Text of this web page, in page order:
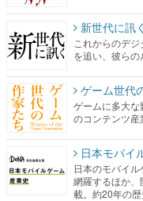
新世代に訊く
これからのデ
を追い、彼らの
ゲーム世代
ゲームに多大
のコンテンツ産
日本モバイ
日本のモバイ
網羅するほか
載。約20年の